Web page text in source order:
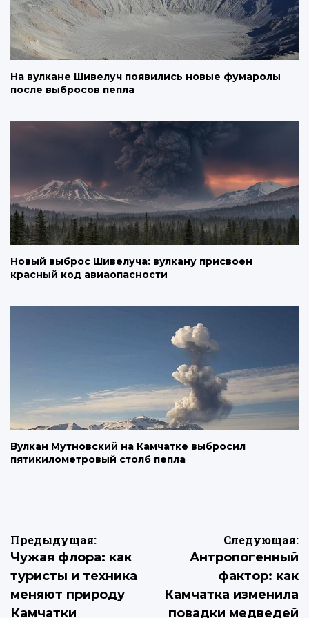
На вулкане Шивелуч появились новые фумаролы
после выбросов пепла
Новый выброс Шивелуча: вулкану присвоен
красный код авиаопасности
Вулкан Мутновский на Камчатке выбросил
пятикилометровый столб пепла
Навигация
по
записям
Предыдущая:
Чужая флора: как
туристы и техника
меняют природу
Камчатки
Следующая:
Антропогенный
фактор: как
Камчатка изменила
повадки медведей